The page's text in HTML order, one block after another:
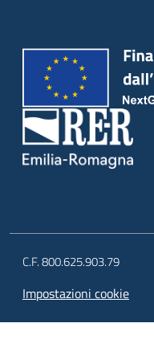
C.F. 800.625.903.79
Impostazioni cookie